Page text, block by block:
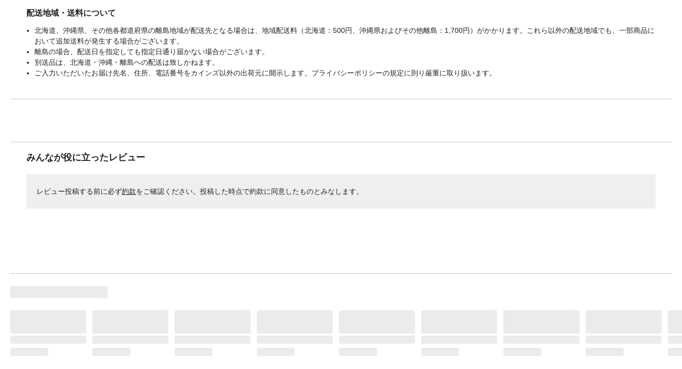
配送地域・送料について
北海道、沖縄県、その他各都道府県の離島地域が配送先となる場合は、地域配送料（北海道：500円、沖縄県およびその他離島：1,700円）がかかります。これら以外の配送地域でも、一部商品に
おいて追加送料が発生する場合がございます。
離島の場合、配送日を指定しても指定日通り届かない場合がございます。
別送品は、北海道・沖縄・離島への配送は致しかねます。
ご入力いただいたお届け先名、住所、電話番号をカインズ以外の出荷元に開示します。プライバシーポリシーの規定に則り厳重に取り扱います。
みんなが役に立ったレビュー
レビュー投稿する前に必ず約款をご確認ください。投稿した時点で約款に同意したものとみなします。